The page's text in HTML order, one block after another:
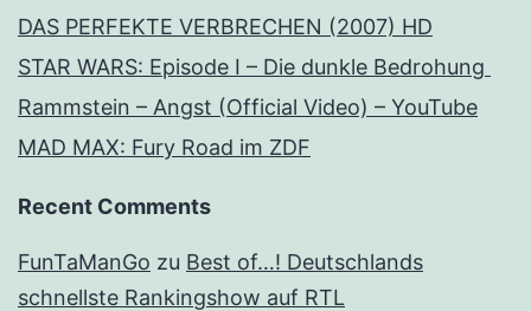
DAS PERFEKTE VERBRECHEN (2007) HD
STAR WARS: Episode I – Die dunkle Bedrohung
Rammstein – Angst (Official Video) – YouTube
MAD MAX: Fury Road im ZDF
Recent Comments
FunTaManGo zu Best of…! Deutschlands
schnellste Rankingshow auf RTL